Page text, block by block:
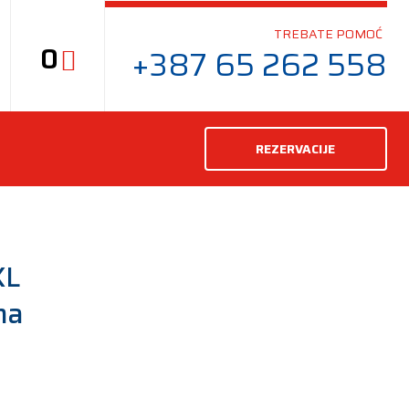
0
TREBATE POMOĆ
+387 65 262 558
REZERVACIJE